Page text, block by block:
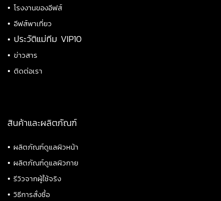
• โรงงานของอีฟส์
• อีฟส์พาเที่ยว
• ประวัติแม่ทีม VIP10
• ข่าวสาร
• ติดต่อเรา
สินค้าและผลิตภัณฑ์
• ผลิตภัณฑ์ดูแลผิวหน้า
• ผลิตภัณฑ์ดูแลผิวกาย
• รีวิวจากผู้ใช้จริง
• วิธีการสั่งซื้อ